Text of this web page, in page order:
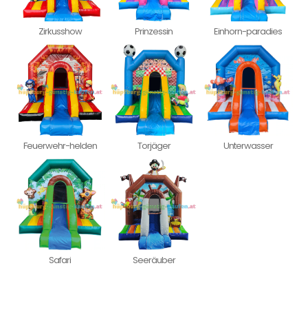
Zirkusshow Prinzessin Einhorn-paradies
Feuerwehr-helden Torjäger Unterwasser
Safari Seeräuber